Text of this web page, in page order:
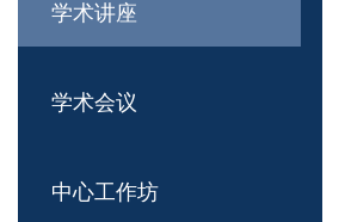
学术讲座
学术会议
中心工作坊